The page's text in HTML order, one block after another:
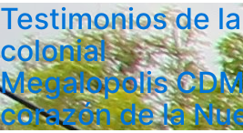
Testimonios de
colonial
Megalopolis
corazón de la